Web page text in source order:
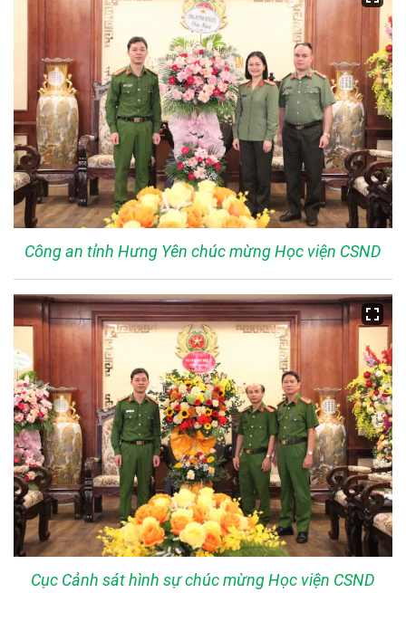
Công an tỉnh Hưng Yên chúc mừng Học viện CSND
Cục Cảnh sát hình sự chúc mừng Học viện CSND